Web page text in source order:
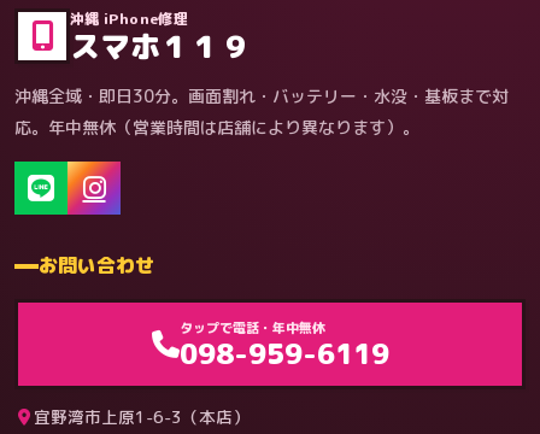
沖縄 iPhone修理
スマホ１１９
沖縄全域・即日30分。画面割れ・バッテリー・水没・基板まで対
応。年中無休（営業時間は店舗により異なります）。
お問い合わせ
タップで電話・年中無休
098-959-6119
宜野湾市上原1-6-3（本店）